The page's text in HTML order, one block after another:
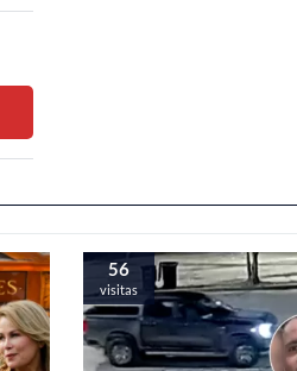
56
visitas